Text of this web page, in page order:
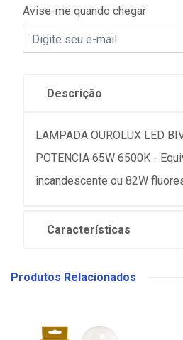
Avise-me quando chegar
Descrição
LAMPADA OUROLUX LED
POTENCIA 65W 6500K -
incandescente ou 82W
Características
Produtos Relacionados